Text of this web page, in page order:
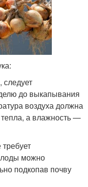
следует
до выкапывания
воздуха должна
а влажность —
можно
подкопав почву